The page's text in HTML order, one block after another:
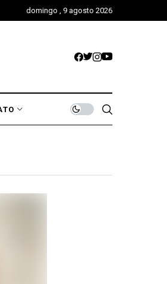
domingo , 9 agosto 2026